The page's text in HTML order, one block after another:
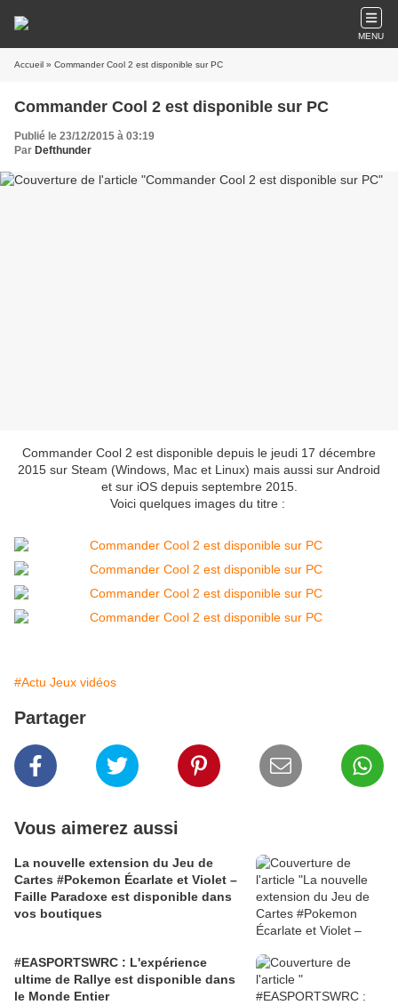
MENU
Accueil » Commander Cool 2 est disponible sur PC
Commander Cool 2 est disponible sur PC
Publié le 23/12/2015 à 03:19
Par Defthunder
Commander Cool 2 est disponible depuis le jeudi 17 décembre
2015 sur Steam (Windows, Mac et Linux) mais aussi sur Android
et sur iOS depuis septembre 2015.
Voici quelques images du titre :
#Actu Jeux vidéos
Partager
Vous aimerez aussi
La nouvelle extension du Jeu de
Cartes #Pokemon Écarlate et Violet –
Faille Paradoxe est disponible dans
vos boutiques
#EASPORTSWRC : L'expérience
ultime de Rallye est disponible dans
le Monde Entier